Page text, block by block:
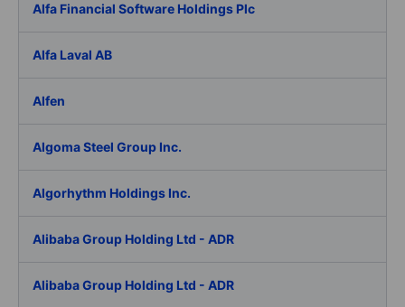
Alfa Financial Software Holdings Plc
Alfa Laval AB
Alfen
Algoma Steel Group Inc.
Algorhythm Holdings Inc.
Alibaba Group Holding Ltd - ADR
Alibaba Group Holding Ltd - ADR